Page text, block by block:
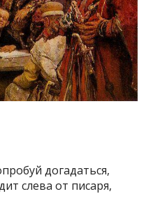
догадаться,
слева от писаря,